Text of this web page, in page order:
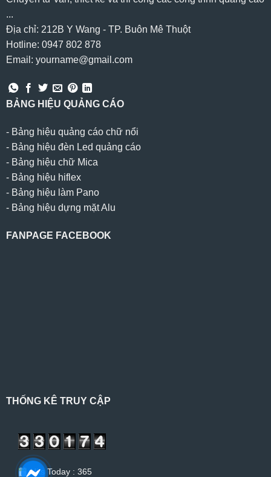
...
Địa chỉ: 212B Y Wang - TP. Buôn Mê Thuột
Hotline: 0947 802 878
Email: yourname@gmail.com
BẢNG HIỆU QUẢNG CÁO
- Bảng hiệu quảng cáo chữ nổi
- Bảng hiệu đèn Led quảng cáo
- Bảng hiệu chữ Mica
- Bảng hiệu hiflex
- Bảng hiệu làm Pano
- Bảng hiệu dựng mặt Alu
FANPAGE FACEBOOK
THỐNG KÊ TRUY CẬP
Hits Today : 365